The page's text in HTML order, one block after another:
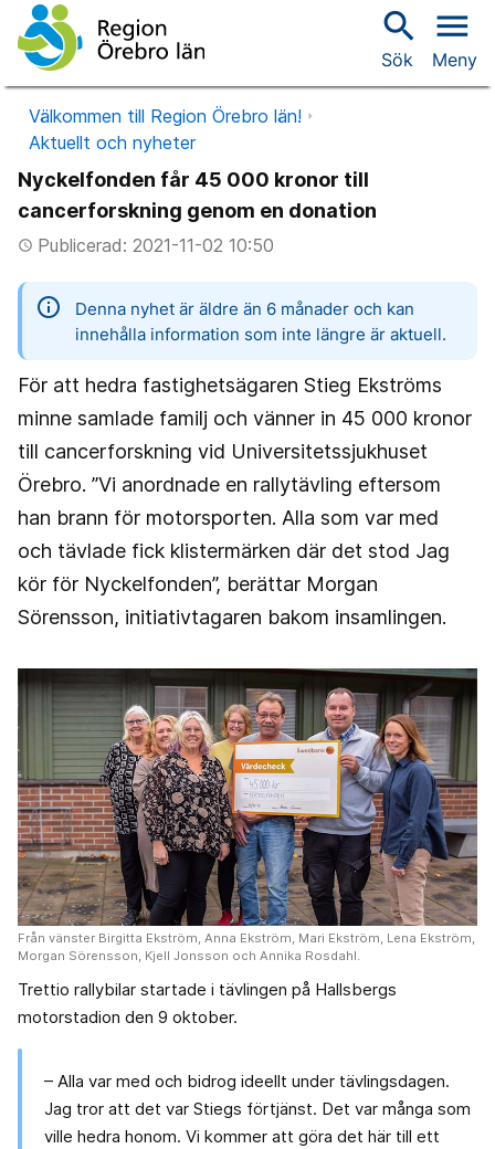
search
Sök
menu
Meny
Välkommen till Region Örebro län!
Aktuellt och nyheter
Nyckelfonden får 45 000 kronor till
cancerforskning genom en donation
access_timePublicerad: 2021-11-02 10:50
information
Denna nyhet är äldre än 6 månader och kan
innehålla information som inte längre är aktuell.
För att hedra fastighetsägaren Stieg Ekströms
minne samlade familj och vänner in 45 000 kronor
till cancerforskning vid Universitetssjukhuset
Örebro. ”Vi anordnade en rallytävling eftersom
han brann för motorsporten. Alla som var med
och tävlade fick klistermärken där det stod Jag
kör för Nyckelfonden”, berättar Morgan
Sörensson, initiativtagaren bakom insamlingen.
Från vänster Birgitta Ekström, Anna Ekström, Mari Ekström, Lena Ekström,
Morgan Sörensson, Kjell Jonsson och Annika Rosdahl.
Trettio rallybilar startade i tävlingen på Hallsbergs
motorstadion den 9 oktober.
– Alla var med och bidrog ideellt under tävlingsdagen.
Jag tror att det var Stiegs förtjänst. Det var många som
ville hedra honom. Vi kommer att göra det här till ett